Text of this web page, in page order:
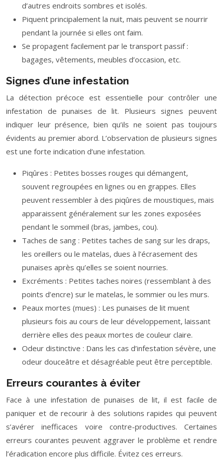
d’autres endroits sombres et isolés.
Piquent principalement la nuit, mais peuvent se nourrir
pendant la journée si elles ont faim.
Se propagent facilement par le transport passif :
bagages, vêtements, meubles d’occasion, etc.
Signes d’une infestation
La détection précoce est essentielle pour contrôler une
infestation de punaises de lit. Plusieurs signes peuvent
indiquer leur présence, bien qu’ils ne soient pas toujours
évidents au premier abord. L’observation de plusieurs signes
est une forte indication d’une infestation.
Piqûres : Petites bosses rouges qui démangent,
souvent regroupées en lignes ou en grappes. Elles
peuvent ressembler à des piqûres de moustiques, mais
apparaissent généralement sur les zones exposées
pendant le sommeil (bras, jambes, cou).
Taches de sang : Petites taches de sang sur les draps,
les oreillers ou le matelas, dues à l’écrasement des
punaises après qu’elles se soient nourries.
Excréments : Petites taches noires (ressemblant à des
points d’encre) sur le matelas, le sommier ou les murs.
Peaux mortes (mues) : Les punaises de lit muent
plusieurs fois au cours de leur développement, laissant
derrière elles des peaux mortes de couleur claire.
Odeur distinctive : Dans les cas d’infestation sévère, une
odeur douceâtre et désagréable peut être perceptible.
Erreurs courantes à éviter
Face à une infestation de punaises de lit, il est facile de
paniquer et de recourir à des solutions rapides qui peuvent
s’avérer inefficaces voire contre-productives. Certaines
erreurs courantes peuvent aggraver le problème et rendre
l’éradication encore plus difficile. Évitez ces erreurs.